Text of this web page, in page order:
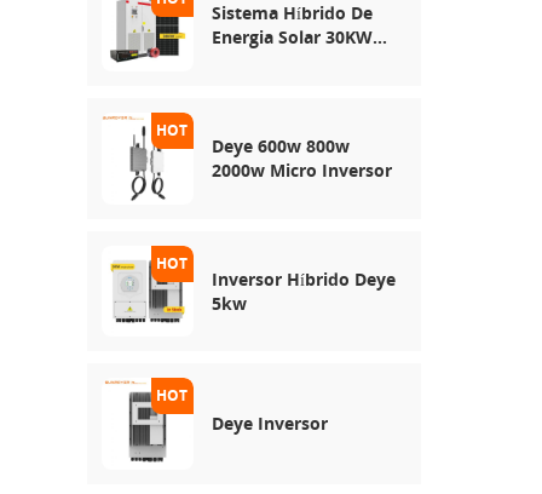
Sistema Híbrido De
Energia Solar 30KW
Deye 600w 800w
2000w Micro Inversor
Inversor Híbrido Deye
5kw
Deye Inversor